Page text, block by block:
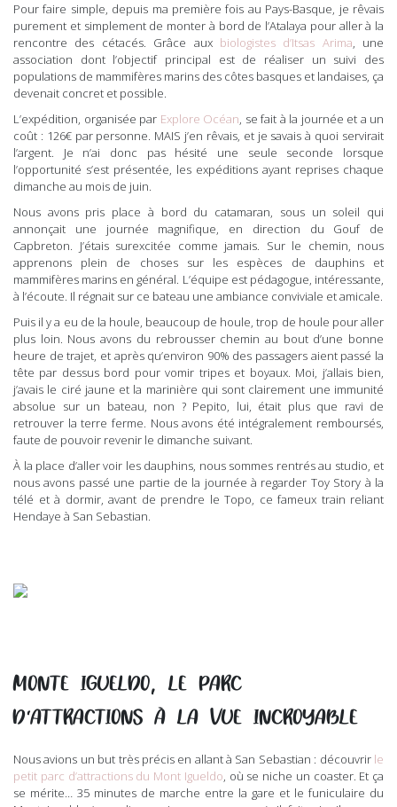
Pour faire simple, depuis ma première fois au Pays-Basque, je rêvais
purement et simplement de monter à bord de l’Atalaya pour aller à la
rencontre des cétacés. Grâce aux biologistes d’Itsas Arima, une
association dont l’objectif principal est de réaliser un suivi des
populations de mammifères marins des côtes basques et landaises, ça
devenait concret et possible.
L’expédition, organisée par Explore Océan, se fait à la journée et a un
coût : 126€ par personne. MAIS j’en rêvais, et je savais à quoi servirait
l’argent. Je n’ai donc pas hésité une seule seconde lorsque
l’opportunité s’est présentée, les expéditions ayant reprises chaque
dimanche au mois de juin.
Nous avons pris place à bord du catamaran, sous un soleil qui
annonçait une journée magnifique, en direction du Gouf de
Capbreton. J’étais surexcitée comme jamais. Sur le chemin, nous
apprenons plein de choses sur les espèces de dauphins et
mammifères marins en général. L’équipe est pédagogue, intéressante,
à l’écoute. Il régnait sur ce bateau une ambiance conviviale et amicale.
Puis il y a eu de la houle, beaucoup de houle, trop de houle pour aller
plus loin. Nous avons du rebrousser chemin au bout d’une bonne
heure de trajet, et après qu’environ 90% des passagers aient passé la
tête par dessus bord pour vomir tripes et boyaux. Moi, j’allais bien,
j’avais le ciré jaune et la marinière qui sont clairement une immunité
absolue sur un bateau, non ? Pepito, lui, était plus que ravi de
retrouver la terre ferme. Nous avons été intégralement remboursés,
faute de pouvoir revenir le dimanche suivant.
À la place d’aller voir les dauphins, nous sommes rentrés au studio, et
nous avons passé une partie de la journée à regarder Toy Story à la
télé et à dormir, avant de prendre le Topo, ce fameux train reliant
Hendaye à San Sebastian.
MONTE IGUELDO, LE PARC
D’ATTRACTIONS À LA VUE INCROYABLE
Nous avions un but très précis en allant à San Sebastian : découvrir le
petit parc d’attractions du Mont Igueldo, où se niche un coaster. Et ça
se mérite… 35 minutes de marche entre la gare et le funiculaire du